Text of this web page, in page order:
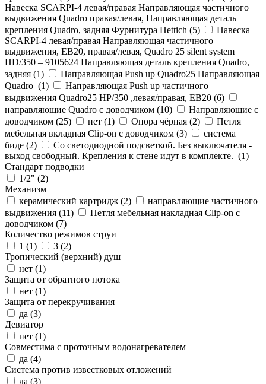
Навеска SCARPI-4 левая/правая Направляющая частичного
выдвижения Quadro правая/левая, Направляющая деталь
крепления Quadro, задняя Фурнитура Hettich (5)
Навеска
SCARPI-4 левая/правая Направляющая частичного
выдвижения, ЕВ20, правая/левая, Quadro 25 silent system
HD/350 – 9105624 Направляющая деталь крепления Quadro,
задняя (1)
Направляющая Push up Quadro25 Направляющая
Quadro (1)
Направляющая Push up частичного
выдвижения Quadro25 НР/350 ,левая/правая, ЕВ20 (6)
направляющие Quadro с доводчиком (10)
Направляющие с
доводчиком (25) нет (1) Опора чёрная (2)
Петля
мебельная вкладная Clip-on с доводчиком (3)
система
биде (2)
Со светодиодной подсветкой. Без выключателя -
выход свободный. Крепления к стене идут в комплекте. (1)
Стандарт подводки
1/2" (2)
Механизм
керамический картридж (2)
направляющие частичного
выдвижения (11)
Петля мебельная накладная Clip-on с
доводчиком (7)
Количество режимов струи
1 (1) 3 (2)
Тропический (верхний) душ
нет (1)
Защита от обратного потока
нет (1)
Защита от перекручивания
да (3)
Девиатор
нет (1)
Совместима с проточным водонагревателем
да (4)
Система против известковых отложений
да (3)